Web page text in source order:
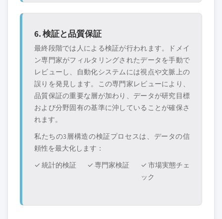
6. 検証と品質保証
最終段階では人による検証が行われます。ドメイ
ン専門家がフィルタリングされたデータを手動で
レビューし、自動化システムには視点や文脈上の
誤りを発見します。この専門家レビューにより、
品質保証の重要な層が加わり、データが研究目標
および分野固有の基準に沖していることが確保さ
れます。
私たちの3層構造の検証プロセスは、データの信
頼性を最大化します：
✓ 統計的検証
✓ 専門家検証
✓ 市場実態チェ
ック